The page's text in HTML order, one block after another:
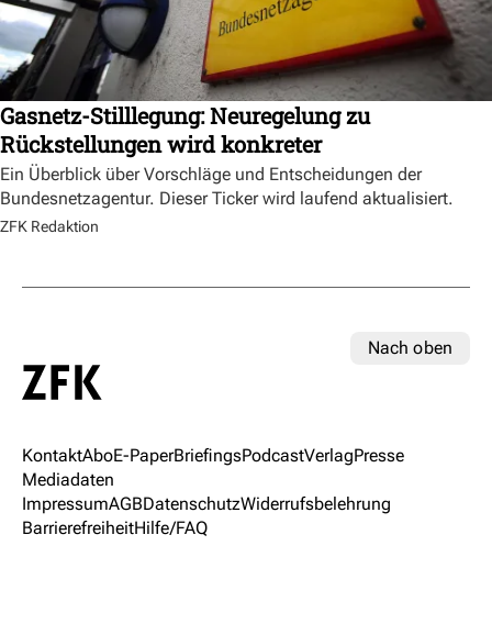
Gasnetz-Stilllegung: Neuregelung zu
Rückstellungen wird konkreter
Ein Überblick über Vorschläge und Entscheidungen der
Bundesnetzagentur. Dieser Ticker wird laufend aktualisiert.
ZFK Redaktion
Nach oben
KontaktAboE-PaperBriefingsPodcastVerlagPresse
Mediadaten
ImpressumAGBDatenschutzWiderrufsbelehrung
BarrierefreiheitHilfe/FAQ